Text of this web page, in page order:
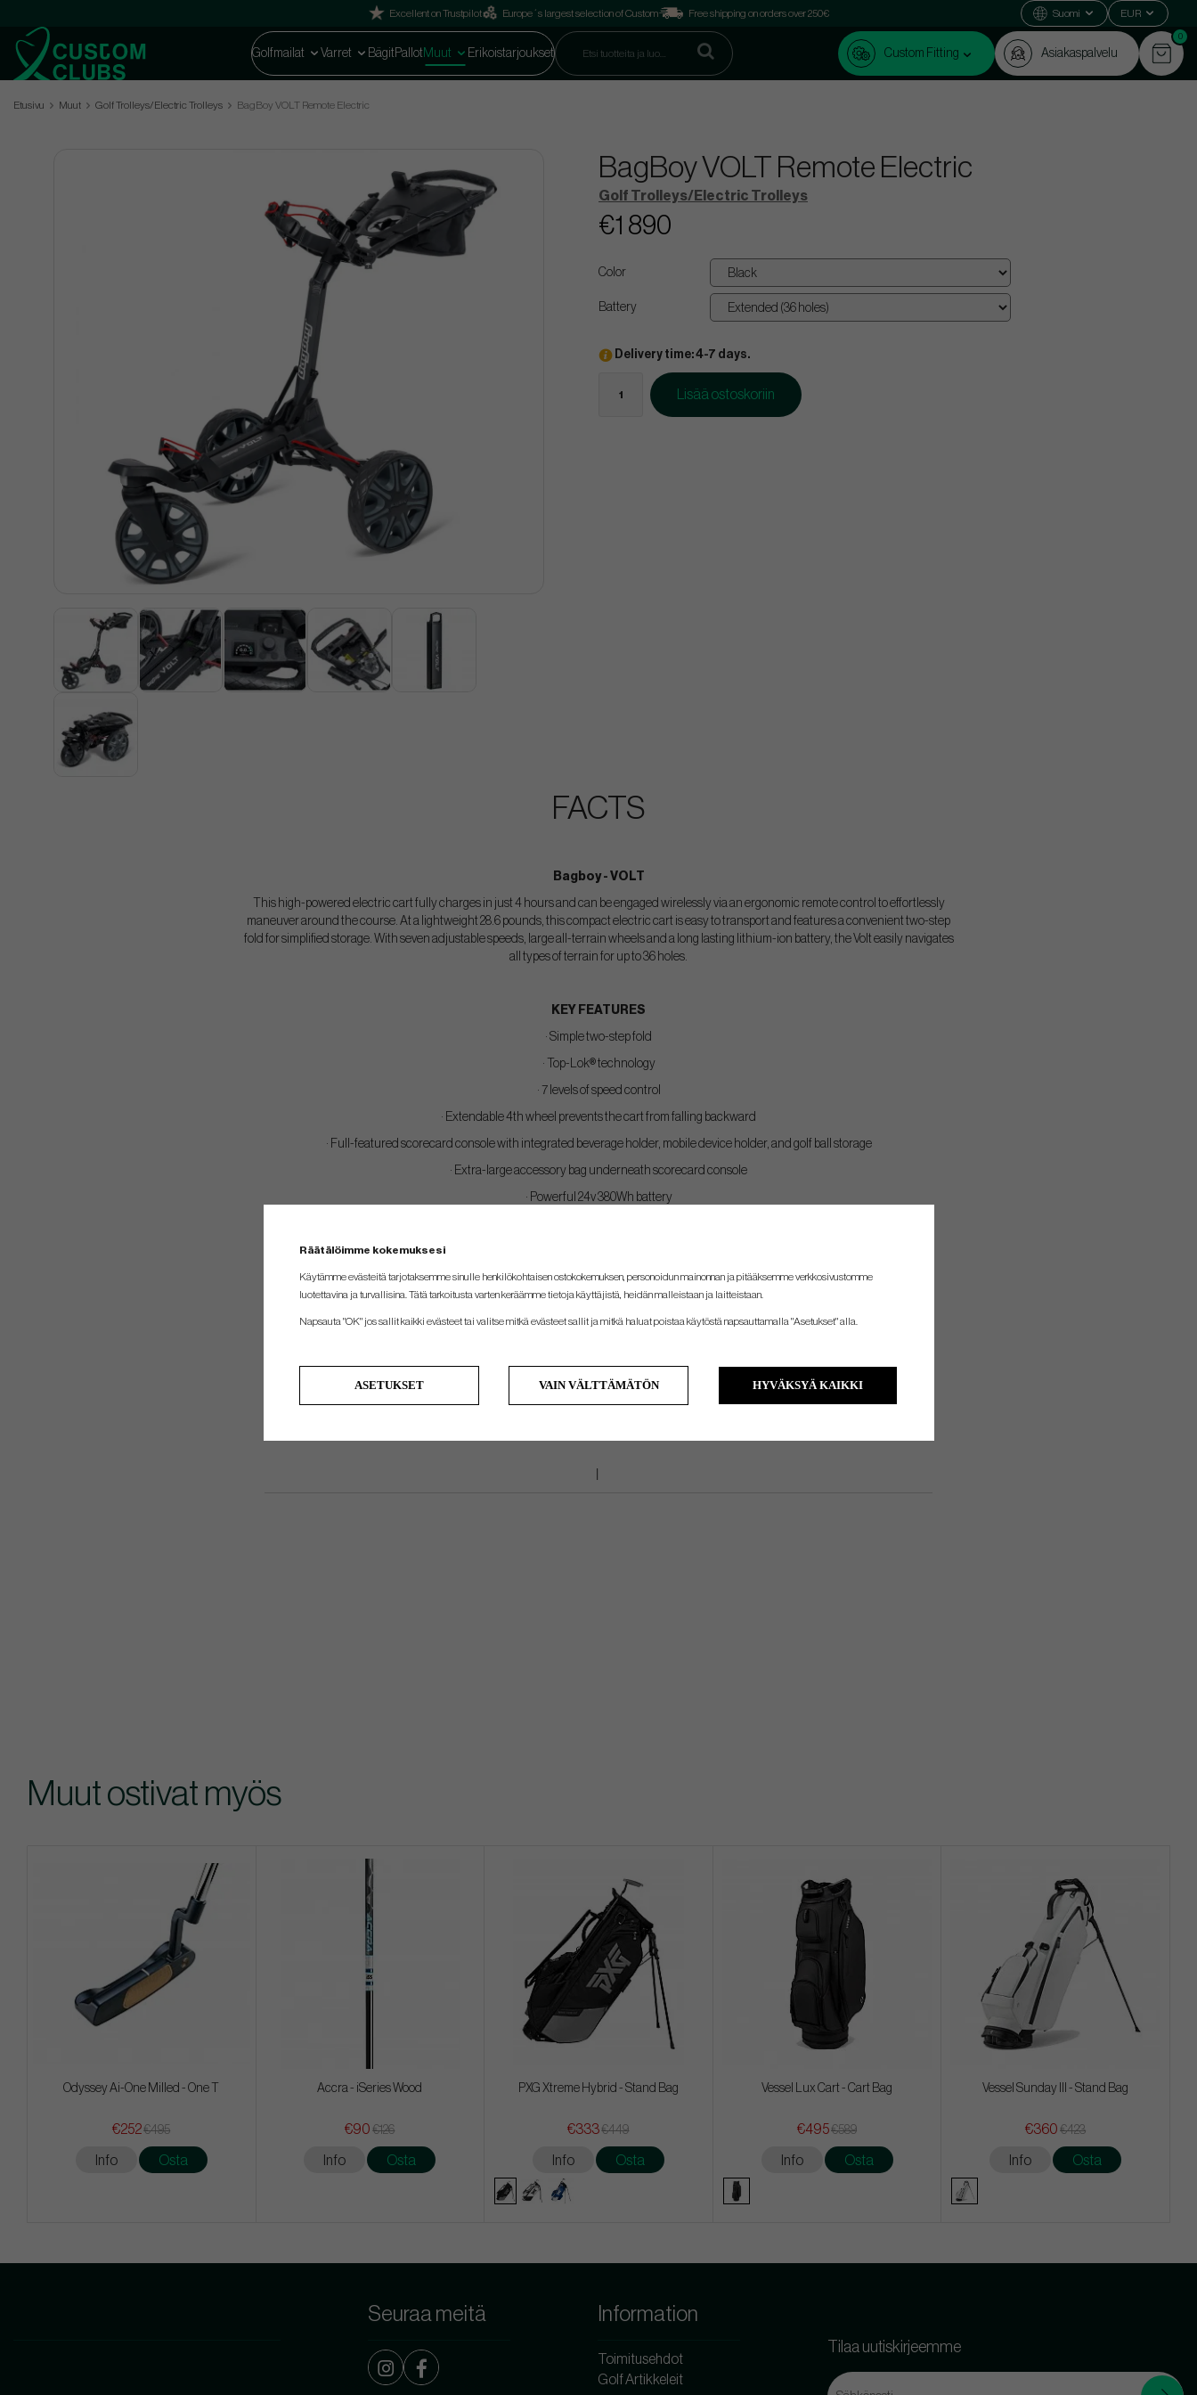
Excellent on Trustpilot Europe´s largest selection of Custom Free shipping on orders over 250€ Suomi EUR
Golfmailat Varret Bägit Pallot Muut Erikoistarjoukset Custom Fitting Asiakaspalvelu
0
Etusivu Muut Golf Trolleys/Electric Trolleys BagBoy VOLT Remote Electric
BagBoy VOLT Remote Electric
Golf Trolleys/Electric Trolleys
€1 890
Color
Battery
Delivery time: 4-7 days.
Lisää ostoskoriin
FACTS
Bagboy - VOLT
This high-powered electric cart fully charges in just 4 hours and can be engaged wirelessly via an ergonomic remote control to effortlessly
maneuver around the course. At a lightweight 28.6 pounds, this compact electric cart is easy to transport and features a convenient two-step
fold for simplified storage. With seven adjustable speeds, large all-terrain wheels and a long lasting lithium-ion battery, the Volt easily navigates
all types of terrain for up to 36 holes.
KEY FEATURES
· Simple two-step fold
· Top-Lok® technology
· 7 levels of speed control
· Extendable 4th wheel prevents the cart from falling backward
· Full-featured scorecard console with integrated beverage holder, mobile device holder, and golf ball storage
· Extra-large accessory bag underneath scorecard console
· Powerful 24v 380Wh battery
· Weight 13 kg
Muut ostivat myös
Odyssey Ai-One Milled - One T
€252€495
Info Osta
Accra - iSeries Wood
€90 €126
Info Osta
PXG Xtreme Hybrid - Stand Bag
€333 €449
Info Osta
Vessel Lux Cart - Cart Bag
€495€589
Info Osta
Vessel Sunday III - Stand Bag
€360 €423
Info Osta
Seuraa meitä Information
Toimitusehdot
Golf Artikkeleit
Tilaa uutiskirjeemme
Räätälöimme kokemuksesi
Käytämme evästeitä tarjotaksemme sinulle henkilökohtaisen ostokokemuksen, personoidun mainonnan ja pitääksemme verkkosivustomme
luotettavina ja turvallisina. Tätä tarkoitusta varten keräämme tietoja käyttäjistä, heidän malleistaan ​​ja laitteistaan.
Napsauta "OK" jos sallit kaikki evästeet tai valitse mitkä evästeet sallit ja mitkä haluat poistaa käytöstä napsauttamalla "Asetukset" alla.
ASETUKSET VAIN VÄLTTÄMÄTÖN HYVÄKSYÄ KAIKKI